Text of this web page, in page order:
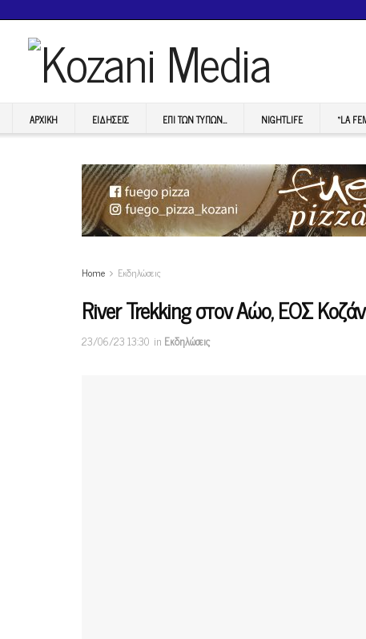
ΑΡΧΙΚΉ ΕΙΔΉΣΕΙΣ ΕΠI ΤΩΝ ΤΥΠΩΝ… NIGHTLIFE “LA
Home Εκδηλώσεις
River Trekking στον Αώο, ΕΟΣ
23/06/23 13:30 in Εκδηλώσεις